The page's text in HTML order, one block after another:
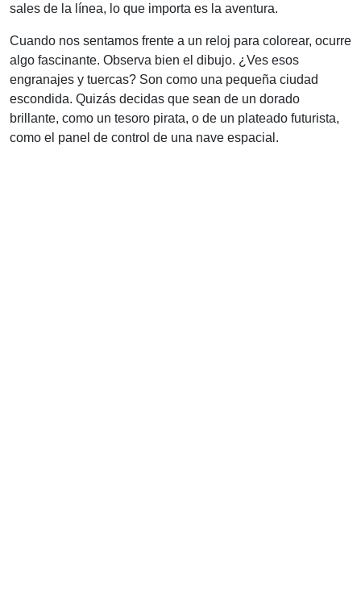
sales de la línea, lo que importa es la aventura.
Cuando nos sentamos frente a un reloj para colorear, ocurre
algo fascinante. Observa bien el dibujo. ¿Ves esos
engranajes y tuercas? Son como una pequeña ciudad
escondida. Quizás decidas que sean de un dorado
brillante, como un tesoro pirata, o de un plateado futurista,
como el panel de control de una nave espacial.